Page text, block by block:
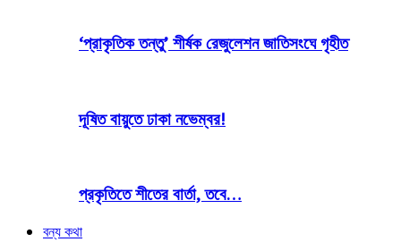
‘প্রাকৃতিক তন্তু’ শীর্ষক রেজুলেশন জাতিসংঘে গৃহীত
দূষিত বায়ুতে ঢাকা নভেম্বর!
প্রকৃতিতে শীতের বার্তা, তবে…
বন্য কথা